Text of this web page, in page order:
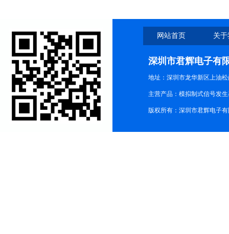
网站首页 关
深圳市君辉电子有
地址：深圳市龙华新区上油松
主营产品：模拟制式信号发
版权所有：深圳市君辉电子